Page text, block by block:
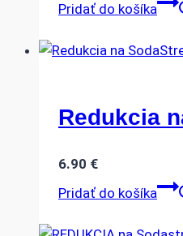
Pridať do košíka
Redukcia
6.90 €
Pridať do košíka